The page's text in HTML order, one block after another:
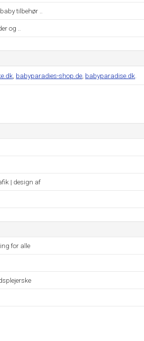
tilbehør ..
og ..
babyparadies-shop.de babyparadise.dk
| design af
for alle